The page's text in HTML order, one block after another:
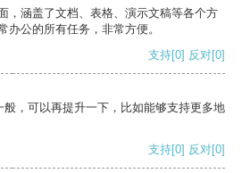
，涵盖了文档、表格、演示文稿等各个方
办公的所有任务，非常方便。
支持[0] 反对[0]
，可以再提升一下，比如能够支持更多地
支持[0] 反对[0]